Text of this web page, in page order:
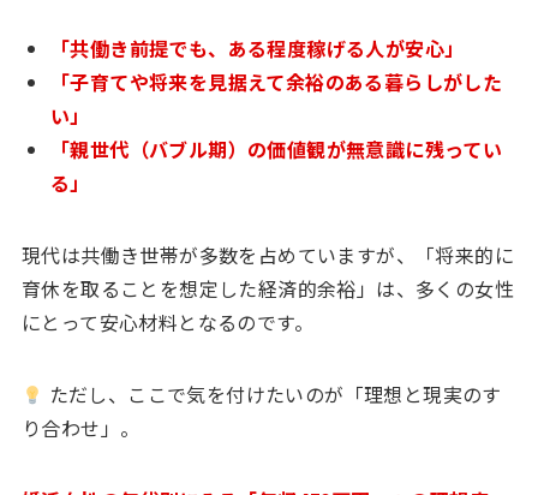
「共働き前提でも、ある程度稼げる人が安心」
「子育てや将来を見据えて余裕のある暮らしがした
い」
「親世代（バブル期）の価値観が無意識に残ってい
る」
現代は共働き世帯が多数を占めていますが、「将来的に
育休を取ることを想定した経済的余裕」は、多くの女性
にとって安心材料となるのです。
ただし、ここで気を付けたいのが「理想と現実のす
り合わせ」。